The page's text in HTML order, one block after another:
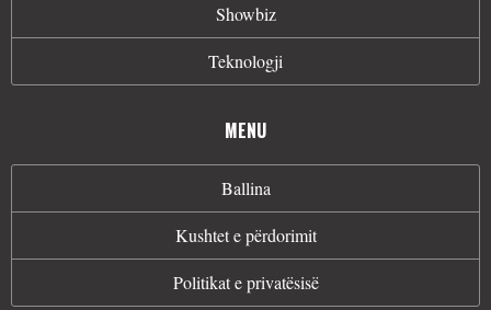
Showbiz
Teknologji
MENU
Ballina
Kushtet e përdorimit
Politikat e privatësisë